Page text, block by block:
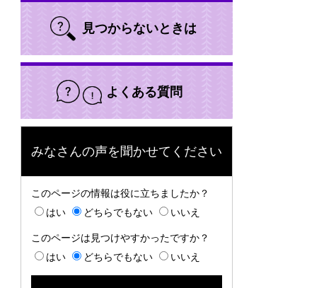
見つからないときは
よくある質問
みなさんの声を聞かせてください
このページの情報は役に立ちましたか？
はい
どちらでもない いいえ
このページは見つけやすかったですか？
はい
どちらでもない いいえ